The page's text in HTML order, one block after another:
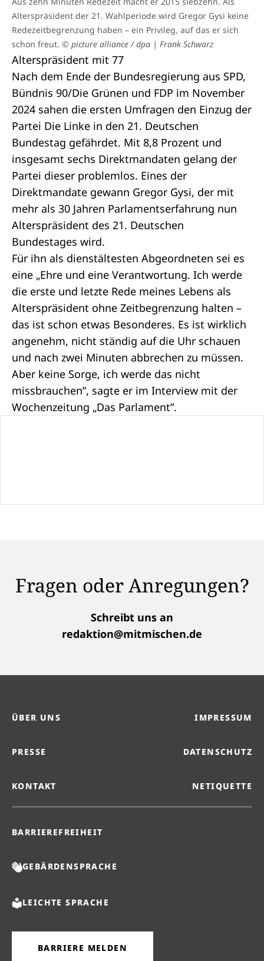
Alterspräsident der 21. Wahlperiode wird Gregor Gysi keine
Redezeitbegrenzung haben – ein Privileg, auf das er sich
schon freut. © picture alliance / dpa | Frank Schwarz
Alterspräsident mit 77
Nach dem Ende der Bundesregierung aus SPD,
Bündnis 90/Die Grünen und FDP im November
2024 sahen die ersten Umfragen den Einzug der
Partei Die Linke in den 21. Deutschen
Bundestag gefährdet. Mit 8,8 Prozent und
insgesamt sechs Direktmandaten gelang der
Partei dieser problemlos. Eines der
Direktmandate gewann Gregor Gysi, der mit
mehr als 30 Jahren Parlamentserfahrung nun
Alterspräsident des 21. Deutschen
Bundestages wird.
Für ihn als dienstältesten Abgeordneten sei es
eine „Ehre und eine Verantwortung. Ich werde
die erste und letzte Rede meines Lebens als
Alterspräsident ohne Zeitbegrenzung halten –
das ist schon etwas Besonderes. Es ist wirklich
angenehm, nicht ständig auf die Uhr schauen
und nach zwei Minuten abbrechen zu müssen.
Aber keine Sorge, ich werde das nicht
missbrauchen”, sagte er im Interview mit der
Wochenzeitung „Das Parlament”.
Fragen oder Anregungen?
Schreibt uns an
redaktion@mitmischen.de
ÜBER UNS IMPRESSUM
PRESSE DATENSCHUTZ
KONTAKT NETIQUETTE
BARRIEREFREIHEIT
GEBÄRDENSPRACHE
LEICHTE SPRACHE
BARRIERE MELDEN